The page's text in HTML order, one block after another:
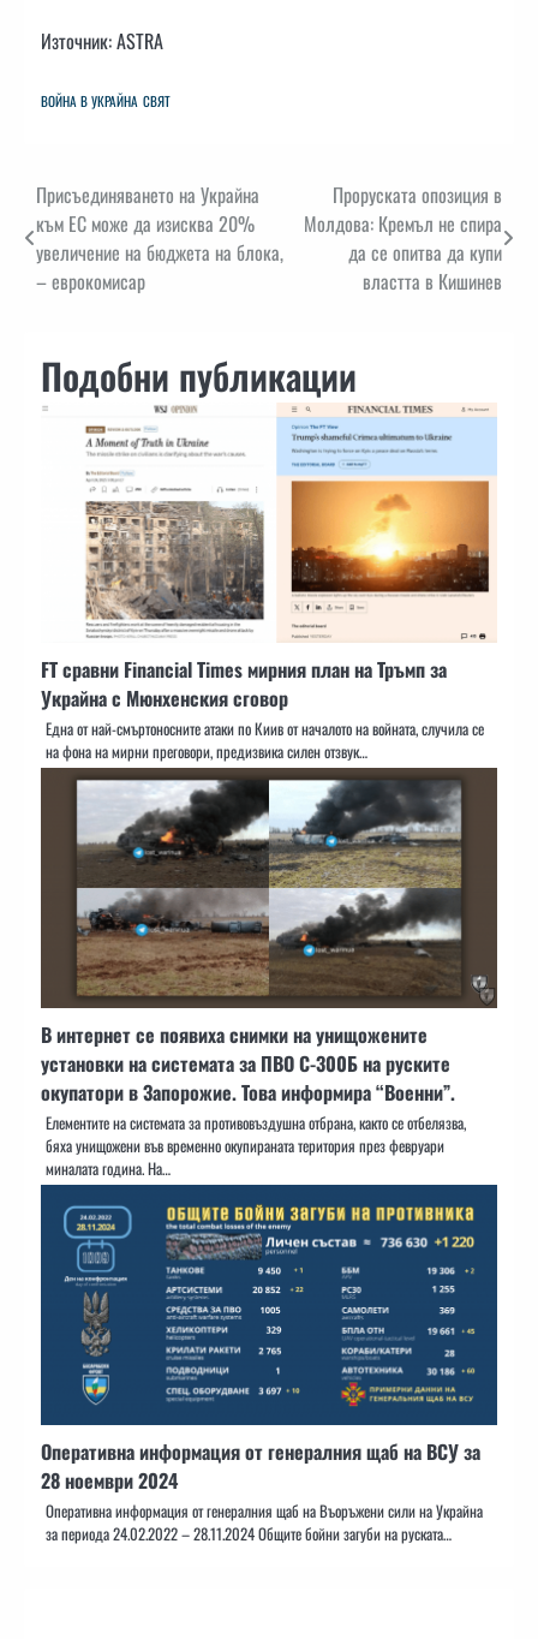
Източник: ASTRA
ВОЙНА В УКРАЙНА СВЯТ
Навигация
Присъединяването на Украйна
към ЕС може да изисква 20%
увеличение на бюджета на блока,
– еврокомисар
Проруската опозиция в
Молдова: Кремъл не спира
да се опитва да купи
властта в Кишинев
Подобни публикации
FT сравни Financial Times мирния план на Тръмп за
Украйна с Мюнхенския сговор
Една от най-смъртоносните атаки по Киив от началото на войната, случила се
на фона на мирни преговори, предизвика силен отзвук…
В интернет се появиха снимки на унищожените
установки на системата за ПВО С-300Б на руските
окупатори в Запорожие. Това информира “Военни”.
Елементите на системата за противовъздушна отбрана, както се отбелязва,
бяха унищожени във временно окупираната територия през февруари
миналата година. На…
Оперативна информация от генералния щаб на ВСУ за
28 ноември 2024
Оперативна информация от генералния щаб на Въоръжени сили на Украйна
за периода 24.02.2022 – 28.11.2024 Общите бойни загуби на руската…